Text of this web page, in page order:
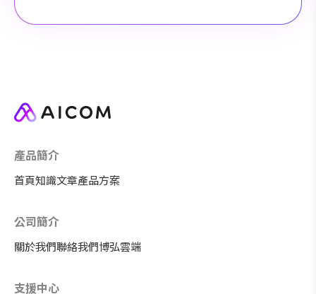
產品簡介
首頁知識文章產品方案
公司簡介
關於我們聯絡我們博弘雲端
支援中心